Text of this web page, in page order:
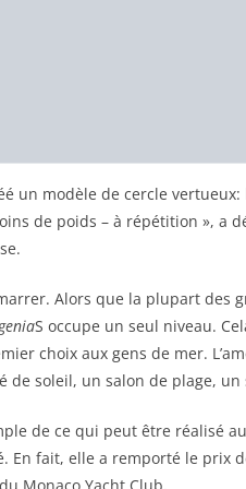
un modèle de cercle
de poids – à répétition », a
Alors que la plupart des
S occupe un seul niveau.
choix aux gens de mer.
soleil, un salon de plage,
de ce qui peut être réalisé
fait, elle a remporté le prix